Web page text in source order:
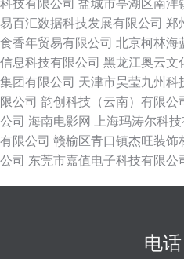
科技有限公司 盐城市亭湖区南洋
易百汇数据科技发展有限公司 郑
食香年贸易有限公司 北京柯林海
信息科技有限公司 黑龙江奥云文
集团有限公司 天津市昊莹九州科
限公司 韵创科技（云南）有限公
公司 海南电影网 上海玛涛尔科
有限公司 赣榆区青口镇杰旺装饰
公司 东莞市嘉值电子科技有限公
电